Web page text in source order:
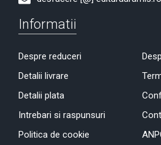
Informatii
Despre reduceri
Detalii livrare
Detalii plata
Intrebari si raspunsuri
Politica de cookie